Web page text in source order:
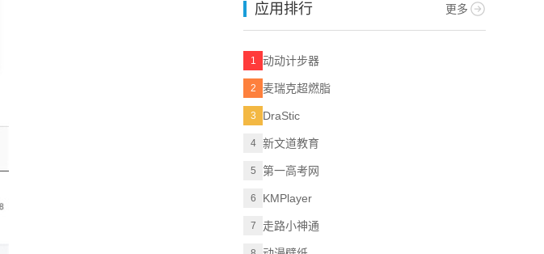
应用排行 更多
1 动动计步器
2 麦瑞克超燃脂
3 DraStic
4 新文道教育
5 第一高考网
6 KMPlayer
7 走路小神通